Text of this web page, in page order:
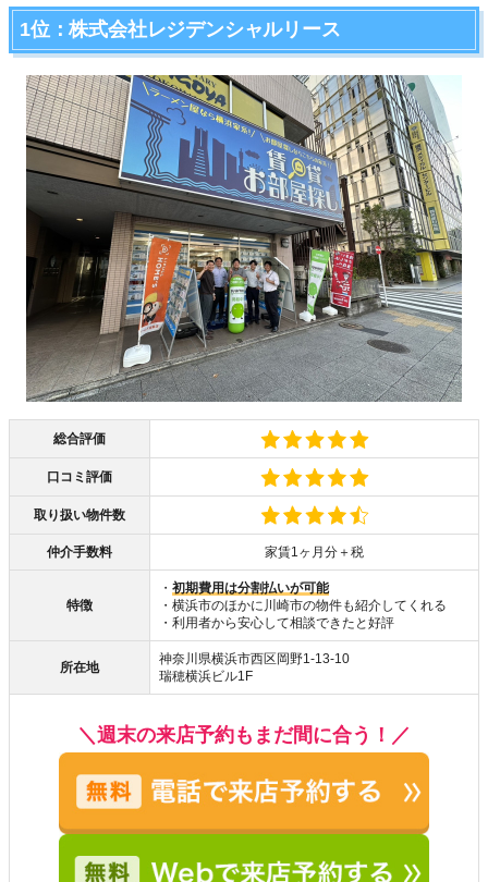
1位：株式会社レジデンシャルリース
総合評価
口コミ評価
取り扱い物件数
仲介手数料 家賃1ヶ月分＋税
特徴
・ 初期費用は分割払いが可能
・横浜市のほかに川崎市の物件も紹介してくれる
・利用者から安心して相談できたと好評
所在地
神奈川県横浜市西区岡野1-13-10
瑞穂横浜ビル1F
＼週末の来店予約もまだ間に合う！／